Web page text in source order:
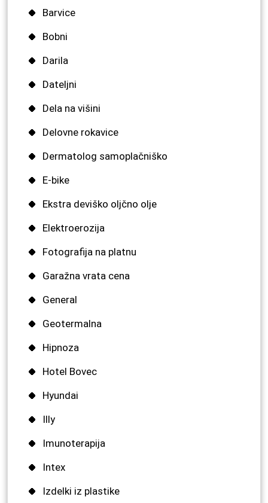
Barvice
Bobni
Darila
Dateljni
Dela na višini
Delovne rokavice
Dermatolog samoplačniško
E-bike
Ekstra deviško oljčno olje
Elektroerozija
Fotografija na platnu
Garažna vrata cena
General
Geotermalna
Hipnoza
Hotel Bovec
Hyundai
Illy
Imunoterapija
Intex
Izdelki iz plastike